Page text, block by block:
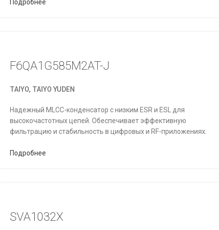
Подробнее
F6QA1G585M2AT-J
TAIYO, TAIYO YUDEN
Надежный MLCC-конденсатор с низким ESR и ESL для
высокочастотных цепей. Обеспечивает эффективную
фильтрацию и стабильность в цифровых и RF-приложениях.
Подробнее
SVA1032X